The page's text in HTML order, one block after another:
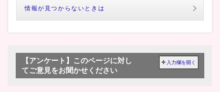
情報が見つからないときは
【アンケート】このページに対し
てご意見をお聞かせください
入力欄を開く